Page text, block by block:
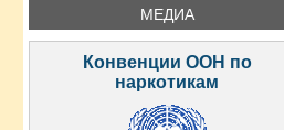
МЕДИА
Конвенции ООН по
наркотикам